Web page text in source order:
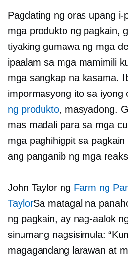
Pagdating ng oras upang i-
mga produkto ng pagkain,
tiyaking gumawa ng mga
ipaalam sa mga mamimili
mga sangkap na kasama.
impormasyong ito sa iyong
ng produkto, masyadong.
mas madali para sa mga
mga paghihigpit sa
ang panganib ng mga
John Taylor ng Farm ng
TaylorSa matagal na
ng pagkain, ay nag-aalok
sinumang nagsisimula:
magagandang larawan at